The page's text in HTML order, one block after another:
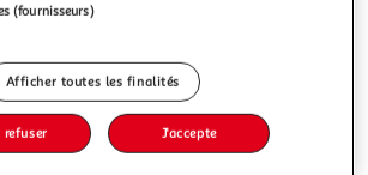
(fournisseurs)
Afficher toutes les finalités
refuser J'accepte